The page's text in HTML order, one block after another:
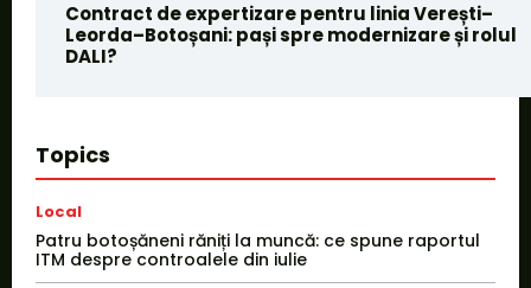
Contract de expertizare pentru linia Verești–
Leorda–Botoșani: pași spre modernizare și rolul
DALI?
Topics
Local
Patru botoșăneni răniți la muncă: ce spune raportul
ITM despre controalele din iulie